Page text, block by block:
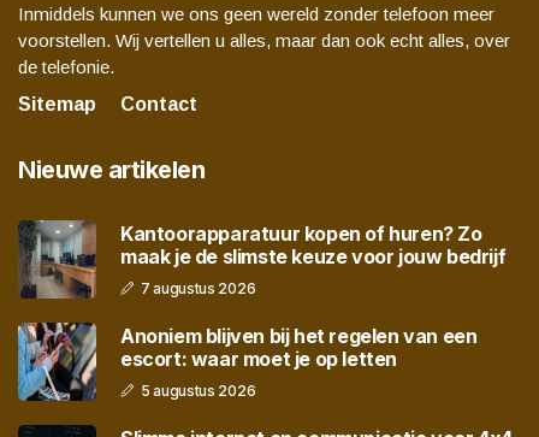
Inmiddels kunnen we ons geen wereld zonder telefoon meer
voorstellen. Wij vertellen u alles, maar dan ook echt alles, over
de telefonie.
Sitemap
Contact
Nieuwe artikelen
Kantoorapparatuur kopen of huren? Zo
maak je de slimste keuze voor jouw bedrijf
7 augustus 2026
Anoniem blijven bij het regelen van een
escort: waar moet je op letten
5 augustus 2026